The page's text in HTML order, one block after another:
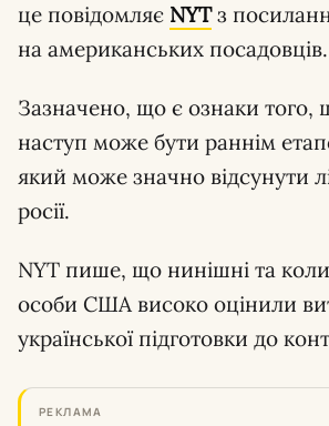
це повідомляє NYTз
на американських посадовців.
Зазначено, що є ознаки того,
наступ може бути раннім
який може значно відсунути
росії.
NYT пише, що нинішні та
особи США високо оцінили
української підготовки до
РЕКЛАМА